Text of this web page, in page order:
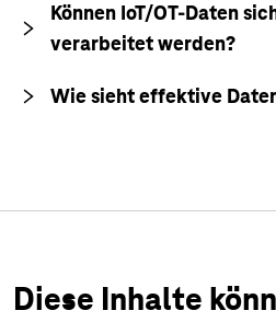
Können IoT/OT-Daten
verarbeitet werden?
Wie sieht effektive
Diese Inhalte